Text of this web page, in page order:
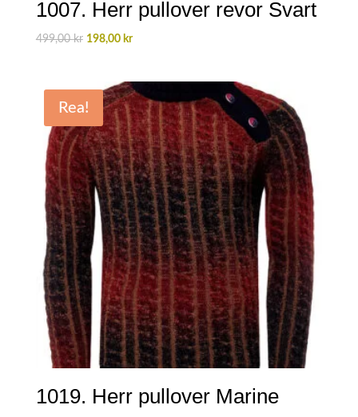
1007. Herr pullover revor Svart
499,00kr Det
var:
499,00 kr.
198,00 krDet
är:
198,00 kr.
Rea!
1019. Herr pullover Marine